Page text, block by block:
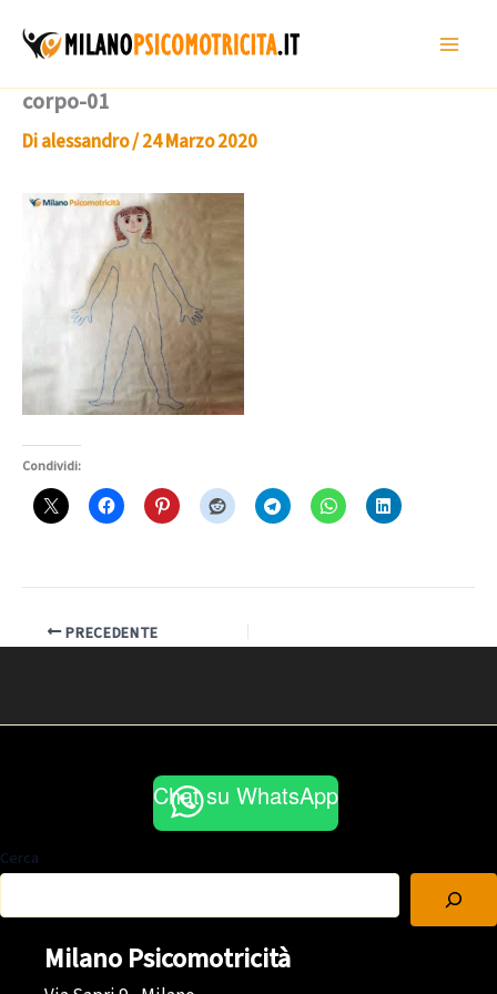
corpo-01
Dialessandro/24 Marzo 2020
Condividi:
PRECEDENTE
Chat su WhatsApp
Cerca
Milano Psicomotricità